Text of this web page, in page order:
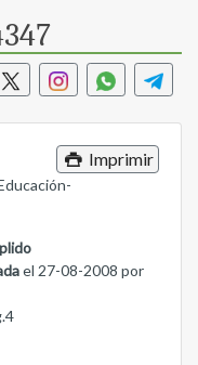
Imprimir
el 27-08-2008 por